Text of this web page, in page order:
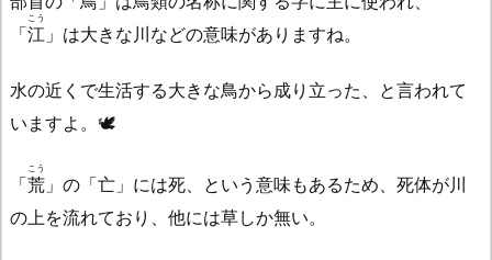
「江
こう
」は大きな川などの意味がありますね。
水の近くで生活する大きな鳥から成り立った、と言われて
いますよ。🕊️
「荒
こう
」の「亡」には死、という意味もあるため、死体が川
の上を流れており、他には草しか無い。